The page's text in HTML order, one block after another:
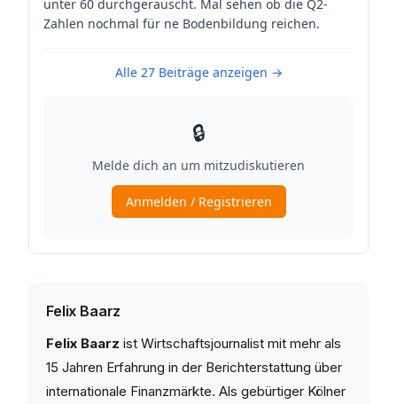
Felix Baarz
Felix Baarz ist Wirtschaftsjournalist mit mehr als
15 Jahren Erfahrung in der Berichterstattung über
internationale Finanzmärkte. Als gebürtiger Kölner